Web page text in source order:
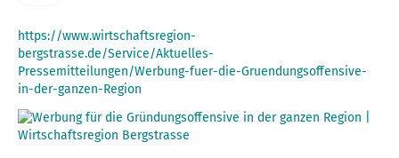
https://www.wirtschaftsregion-
bergstrasse.de/Service/Aktuelles-
Pressemitteilungen/Werbung-fuer-die-Gruendungsoffensive-
in-der-ganzen-Region